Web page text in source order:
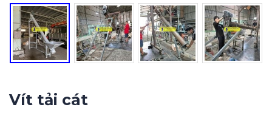
Vít tải cát